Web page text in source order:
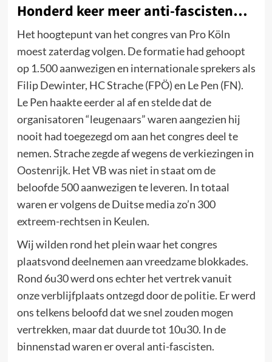
Honderd keer meer anti-fascisten…
Het hoogtepunt van het congres van Pro Köln
moest zaterdag volgen. De formatie had gehoopt
op 1.500 aanwezigen en internationale sprekers als
Filip Dewinter, HC Strache (FPÖ) en Le Pen (FN).
Le Pen haakte eerder al af en stelde dat de
organisatoren “leugenaars” waren aangezien hij
nooit had toegezegd om aan het congres deel te
nemen. Strache zegde af wegens de verkiezingen in
Oostenrijk. Het VB was niet in staat om de
beloofde 500 aanwezigen te leveren. In totaal
waren er volgens de Duitse media zo’n 300
extreem-rechtsen in Keulen.
Wij wilden rond het plein waar het congres
plaatsvond deelnemen aan vreedzame blokkades.
Rond 6u30 werd ons echter het vertrek vanuit
onze verblijfplaats ontzegd door de politie. Er werd
ons telkens beloofd dat we snel zouden mogen
vertrekken, maar dat duurde tot 10u30. In de
binnenstad waren er overal anti-fascisten.